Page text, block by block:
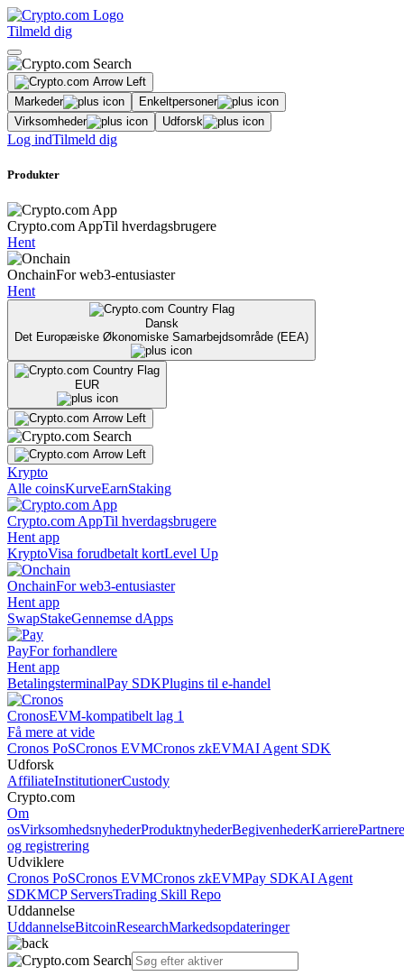
Tilmeld dig
Markeder
Enkeltpersoner
Virksomheder
Udforsk
Log indTilmeld dig
Produkter
Crypto.com AppTil hverdagsbrugere
Hent
OnchainFor web3-entusiaster
Hent
Dansk
Det Europæiske Økonomiske Samarbejdsområde (EEA)
EUR
Krypto
Alle coinsKurveEarnStaking
Crypto.com AppTil hverdagsbrugere
Hent app
KryptoVisa forudbetalt kortLevel Up
OnchainFor web3-entusiaster
Hent app
SwapStakeGennemse dApps
PayFor forhandlere
Hent app
BetalingsterminalPay SDKPlugins til e-handel
CronosEVM-kompatibelt lag 1
Få mere at vide
Cronos PoSCronos EVMCronos zkEVMAI Agent SDK
Udforsk
AffiliateInstitutionerCustody
Crypto.com
Om
osVirksomhedsnyhederProduktnyhederBegivenhederKarrierePartnere
og registrering
Udviklere
Cronos PoSCronos EVMCronos zkEVMPay SDKAI Agent
SDKMCP ServersTrading Skill Repo
Uddannelse
UddannelseBitcoinResearchMarkedsopdateringer